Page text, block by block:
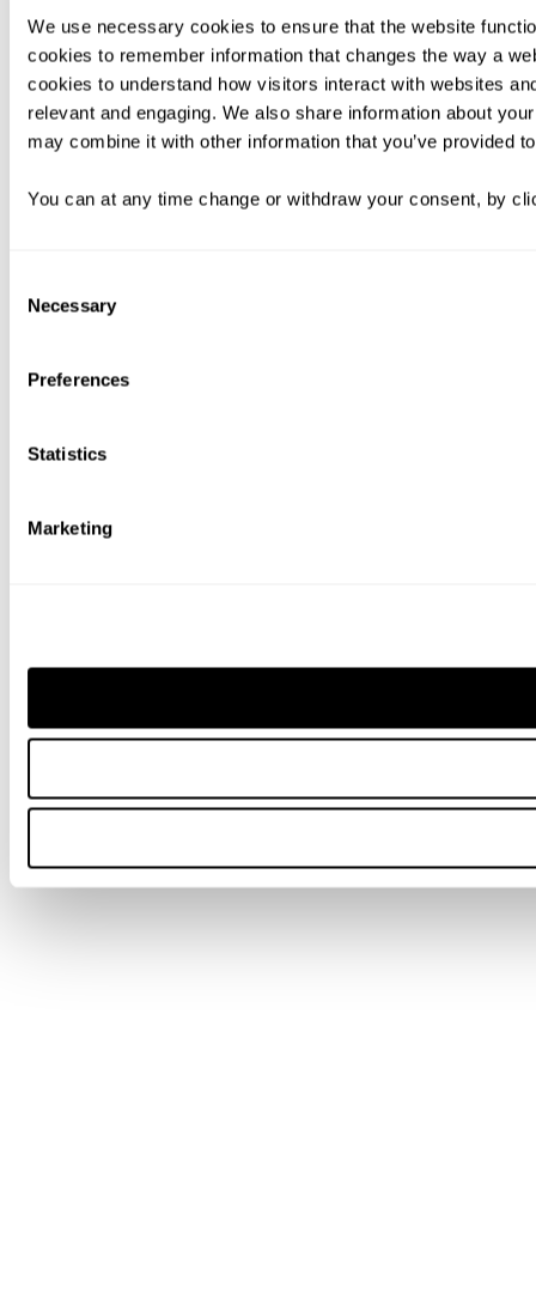
We use necessary cookies to ensure that the website
cookies to remember information that changes the way a
cookies to understand how visitors interact with websites
relevant and engaging. We also share information about
may combine it with other information that you’ve provided
You can at any time change or withdraw your consent, by
Selection
Necessary
Preferences
Statistics
Marketing